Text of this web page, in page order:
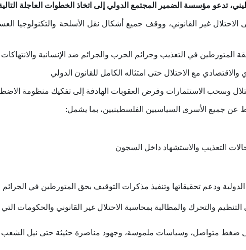
تدعو مؤسسة الضمير المجتمع الدولي إلى اتخاذ الخطوات العاجلة
غير القانوني، ووقف جميع أشكال نقل الأسلحة والتكنولوجيا
المتورطين في التعذيب وجرائم الحرب والجرائم ضد الإنسانية
مع الاحتلال حتى امتثاله الكامل للقانون الدولي
وسحب الاستثمارات وفرض العقوبات الهادفة إلى تفكيك منظومة
عن جميع الأسرى السياسيين الفلسطينيين، بما يشمل:
التعذيب والاستشهاد داخل السجون
الدولية ودعم تحقيقاتها وتنفيذ مذكرات التوقيف بحق المتورطين في الجرائم
والتحرك والمطالبة بمحاسبة الاحتلال غير القانوني والحكومات
ضغط متواصل، وسياسات ملموسة، وجهود مناصرة حثيثة حتى نيل الشعب